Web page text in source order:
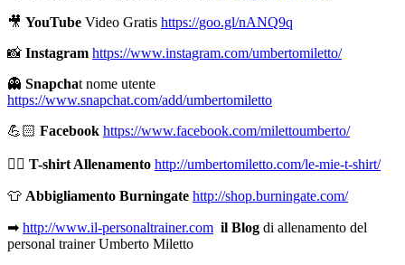
🎥 YouTube Video Gratis https://goo.gl/nANQ9q
📸 Instagram https://www.instagram.com/umbertomiletto/
👻 Snapchat nome utente
https://www.snapchat.com/add/umbertomiletto
💪🏻 Facebook https://www.facebook.com/milettoumberto/
🏋🏻 T-shirt Allenamento http://umbertomiletto.com/le-mie-t-shirt/
👕 Abbigliamento Burningate http://shop.burningate.com/
➡ http://www.il-personaltrainer.com il Blog di allenamento del
personal trainer Umberto Miletto